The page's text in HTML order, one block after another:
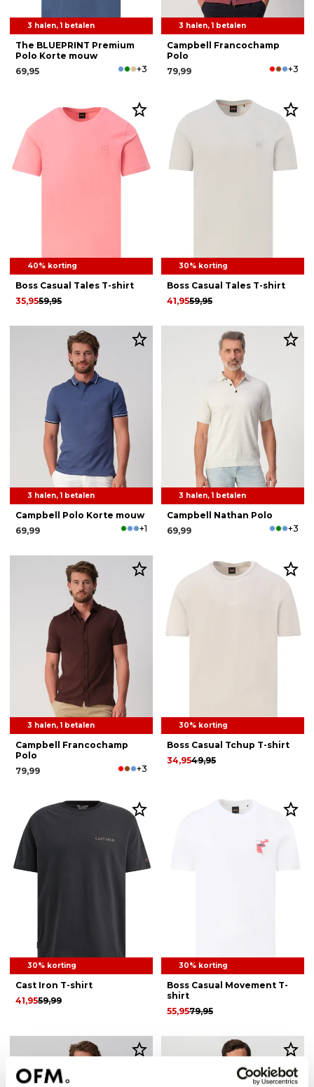
3 halen, 1 betalen
The BLUEPRINT Premium
Polo Korte mouw
69,95
+3
3 halen, 1 betalen
Campbell Francochamp
Polo
79,99
+3
40% korting
Boss Casual Tales T-shirt
59,95
35,95
30% korting
Boss Casual Tales T-shirt
59,95
41,95
3 halen, 1 betalen
Campbell Polo Korte mouw
69,99
+1
3 halen, 1 betalen
Campbell Nathan Polo
69,99
+3
3 halen, 1 betalen
Campbell Francochamp
Polo
79,99
+3
30% korting
Boss Casual Tchup T-shirt
49,95
34,95
30% korting
Cast Iron T-shirt
59,99
41,95
30% korting
Boss Casual Movement T-
shirt
79,95
55,95